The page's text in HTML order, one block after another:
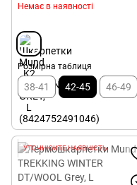
Немає в наявності
Розмірна таблиця
38-41 42-45 46-49
УТОЧНЮЙТЕ НАЯВНІСТЬ